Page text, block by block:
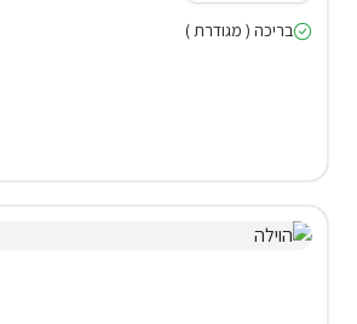
בריכה ( מגודרת )